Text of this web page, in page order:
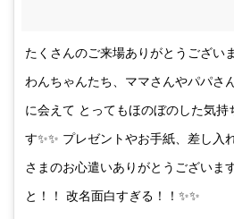
たくさんのご来場ありがとうござい
わんちゃんたち、ママさんやパパさ
に会えて とってもほのぼのした気
す✨✨ プレゼントやお手紙、差し入
さまのお心遣いありがとうございま
と！！ 改名面白すぎる！！✨✨